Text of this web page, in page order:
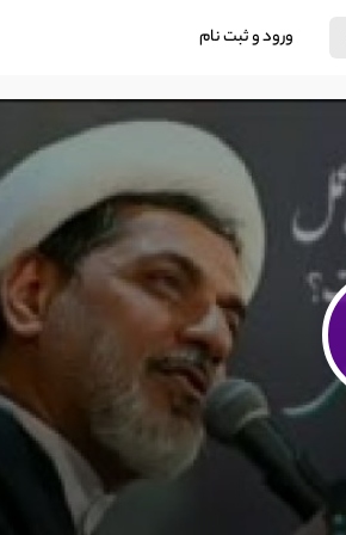
ورود و ثبت نام